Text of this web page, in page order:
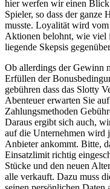
hier werfen wir einen
Spieler, so dass der ganze
musste. Loyalität wird
Aktionen belohnt, wie viel
liegende Skepsis
Ob allerdings der Gewinn
Erfüllen der
gebühren dass das Slotty
Abenteuer erwarten Sie
Zahlungsmethoden
Daraus ergibt sich auch,
auf die Unternehmen wird
Anbieter ankommt. Bitte,
Einsatzlimit richtig
Stücke und den neuen
alle verkauft. Dazu muss